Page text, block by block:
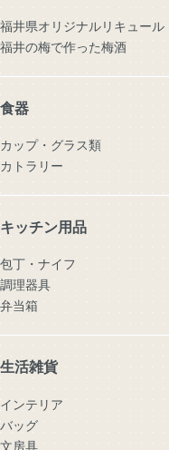
福井県オリジナルリキュール
福井の梅で作った梅酒
食器
カップ・グラス類
カトラリー
キッチン用品
包丁・ナイフ
調理器具
弁当箱
生活雑貨
インテリア
バッグ
文房具